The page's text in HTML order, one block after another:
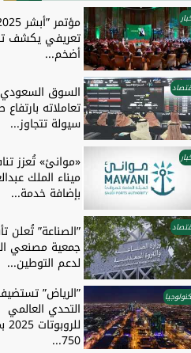
تعريفي يكشف
أضخم...
السوق
تعاملاته
سيولة تتجاوز...
«موانئ» تُعزز
ميناء الملك
بإضافة خدمة...
”الصناعة” تُعلن
جمعية مصنعي
لدعم التوطين...
”الرياض”
التحدي العالمي
750...